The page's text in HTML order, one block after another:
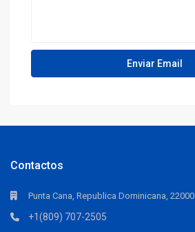
Contactos
Punta Cana, Republica Dominicana, 22000
+1(809) 707-2505